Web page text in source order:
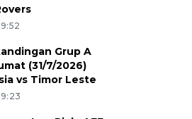
Grup A
(31/7/2026)
vs Timor Leste